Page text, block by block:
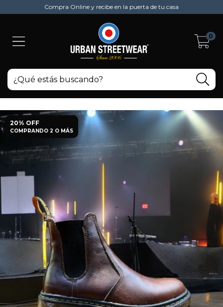
Compra Online y recibe en la puerta de tu casa
0
20% OFF
COMPRANDO 2 O MÁS